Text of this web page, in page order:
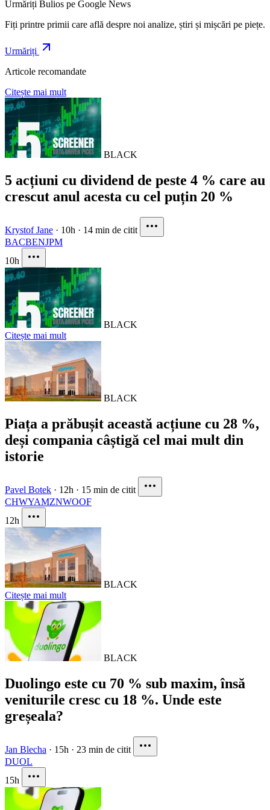
Urmăriți Bulios pe Google News
Fiți printre primii care află despre noi analize, știri și mișcări pe piețe.
Urmăriți
Articole recomandate
Citește mai mult
BLACK
5 acțiuni cu dividend de peste 4 % care au
crescut anul acesta cu cel puțin 20 %
Krystof Jane · 10h · 14 min de citit
BACBENJPM
10h
BLACK
Citește mai mult
BLACK
Piața a prăbușit această acțiune cu 28 %,
deși compania câștigă cel mai mult din
istorie
Pavel Botek · 12h · 15 min de citit
CHWYAMZNWOOF
12h
BLACK
Citește mai mult
BLACK
Duolingo este cu 70 % sub maxim, însă
veniturile cresc cu 18 %. Unde este
greșeala?
Jan Blecha · 15h · 23 min de citit
DUOL
15h